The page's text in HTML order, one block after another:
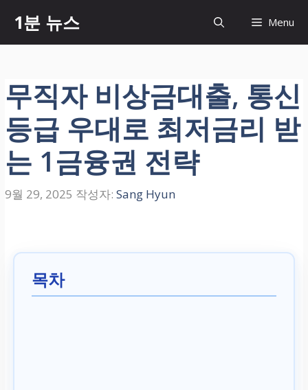
츠
너
기
1분 뉴스 Menu
무직자 비상금대출, 통신
등급 우대로 최저금리 받
는 1금융권 전략
9월 29, 2025 작성자: Sang Hyun
목차